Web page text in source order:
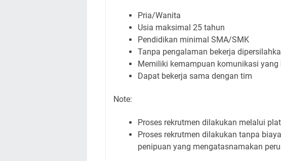
Pria/Wanita
Usia maksimal 25 tahun
Pendidikan minimal SMA/SMK
Tanpa pengalaman bekerja
Memiliki kemampuan komunikasi yang
Dapat bekerja sama dengan tim
Note:
Proses rekrutmen dilakukan melalui
Proses rekrutmen dilakukan tanpa
penipuan yang mengatasnamakan